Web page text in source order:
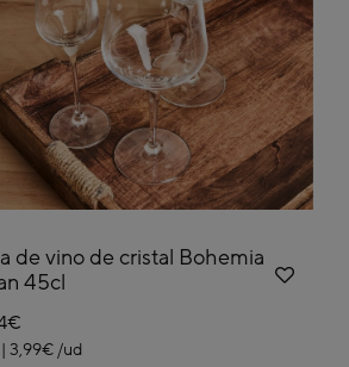
de vino de cristal Bohemia
45cl
| 3,99€ /ud